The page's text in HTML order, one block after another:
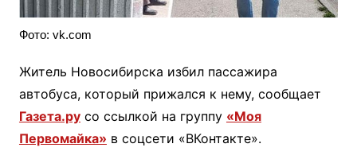
Фото: vk.com
Житель Новосибирска избил пассажира
автобуса, который прижался к нему, сообщает
Газета.русо ссылкой на группу «Моя
Первомайка» в соцсети «ВКонтакте».